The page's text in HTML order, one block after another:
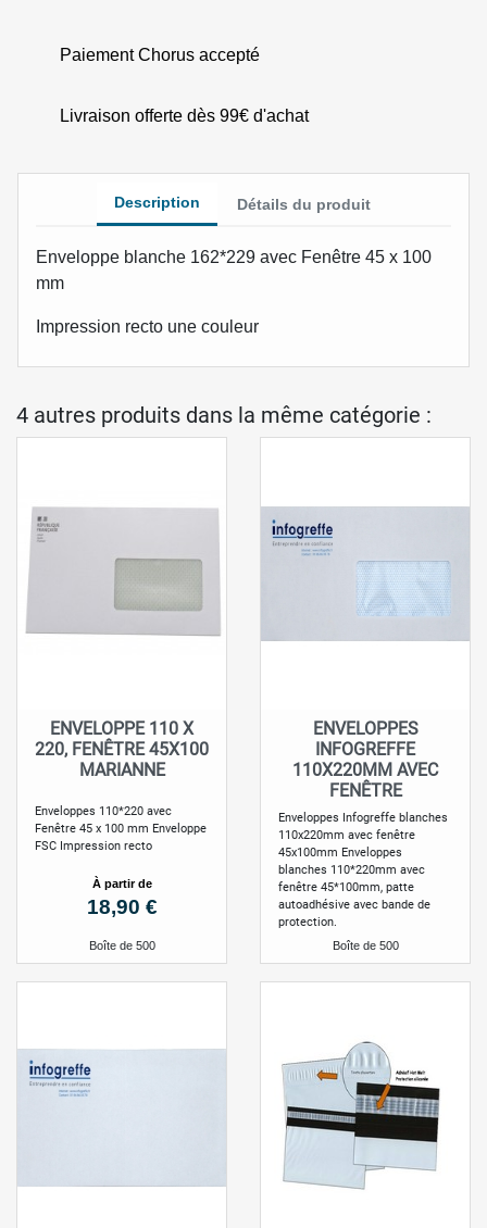
Paiement Chorus accepté
Livraison offerte dès 99€ d'achat
Description Détails du produit
Enveloppe blanche 162*229 avec Fenêtre 45 x 100
mm
Impression recto une couleur
4 autres produits dans la même catégorie :
ENVELOPPE 110 X
220, FENÊTRE 45X100
MARIANNE
Enveloppes 110*220 avec
Fenêtre 45 x 100 mm Enveloppe
FSC Impression recto
à partir de
Prix
18,90 €
Boîte de 500
ENVELOPPES
INFOGREFFE
110X220MM AVEC
FENÊTRE
Enveloppes Infogreffe blanches
110x220mm avec fenêtre
45x100mm Enveloppes
blanches 110*220mm avec
fenêtre 45*100mm, patte
autoadhésive avec bande de
protection.
Boîte de 500